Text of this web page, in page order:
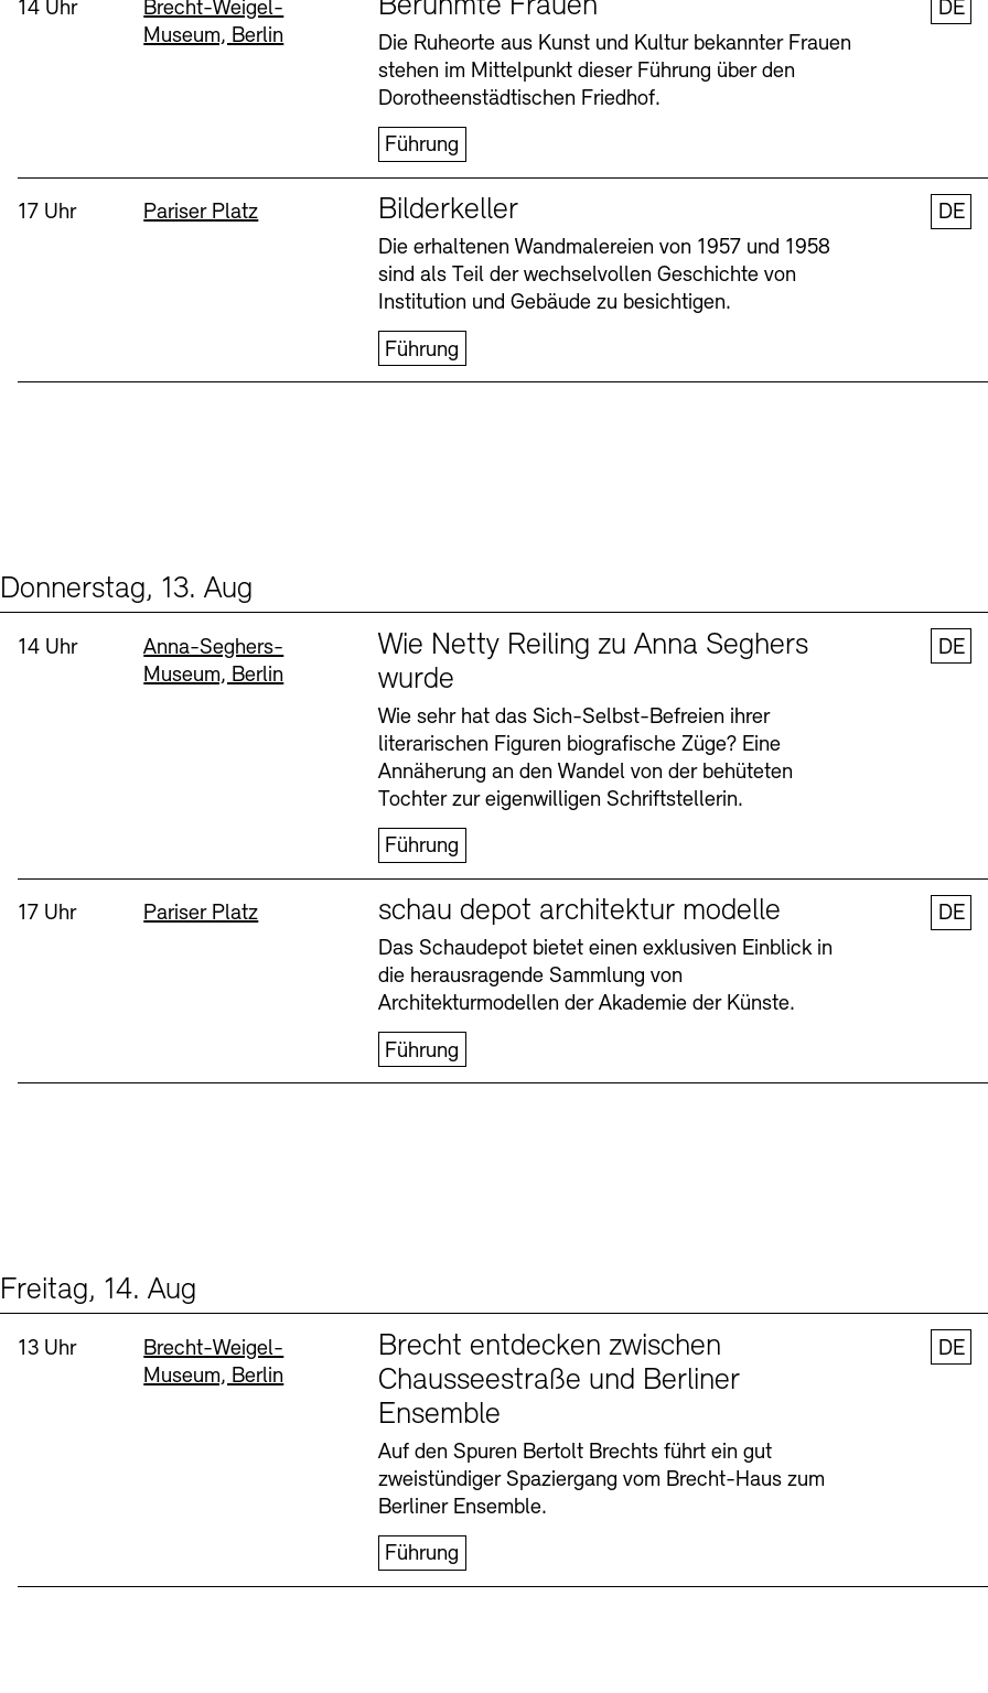
Buchläden
Öffnungszeiten Barrierefreiheit Newsletter
Vermittlungsprogramm
Öffnungszeiten Barrierefreiheit Newsletter
Uhrzeit:
14 Uhr Standort
Brecht-Weigel-
Museum, Berlin
Die Ruheorte aus Kunst und Kultur bekannter Frauen
stehen im Mittelpunkt dieser Führung über den
Dorotheenstädtischen Friedhof.
Führung
DE
Uhrzeit:
17 Uhr Standort
Pariser Platz Bilderkeller
Die erhaltenen Wandmalereien von 1957 und 1958
sind als Teil der wechselvollen Geschichte von
Institution und Gebäude zu besichtigen.
Führung
DE
Donnerstag, 13. Aug
Uhrzeit:
14 Uhr Standort
Anna-Seghers-
Museum, Berlin
Wie Netty Reiling zu Anna Seghers
wurde
Wie sehr hat das Sich-Selbst-Befreien ihrer
literarischen Figuren biografische Züge? Eine
Annäherung an den Wandel von der behüteten
Tochter zur eigenwilligen Schriftstellerin.
Führung
DE
Uhrzeit:
17 Uhr Standort
Pariser Platz schau depot architektur modelle
Das Schaudepot bietet einen exklusiven Einblick in
die herausragende Sammlung von
Architekturmodellen der Akademie der Künste.
Führung
DE
Freitag, 14. Aug
Uhrzeit:
13 Uhr Standort
Brecht-Weigel-
Museum, Berlin
Brecht entdecken zwischen
Chausseestraße und Berliner
Ensemble
Auf den Spuren Bertolt Brechts führt ein gut
zweistündiger Spaziergang vom Brecht-Haus zum
Berliner Ensemble.
Führung
DE